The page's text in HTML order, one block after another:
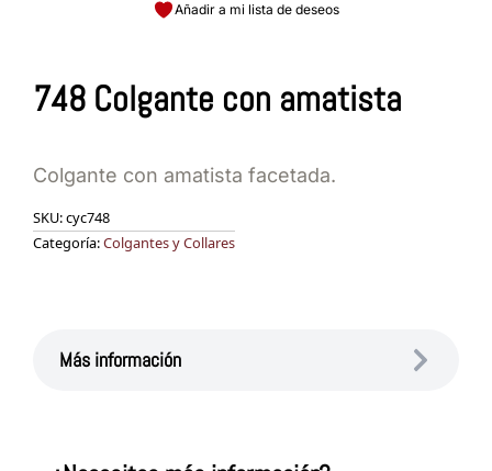
Añadir a mi lista de deseos
748 Colgante con amatista
Colgante con amatista facetada.
SKU:cyc748
Categoría:Colgantes y Collares
Más información